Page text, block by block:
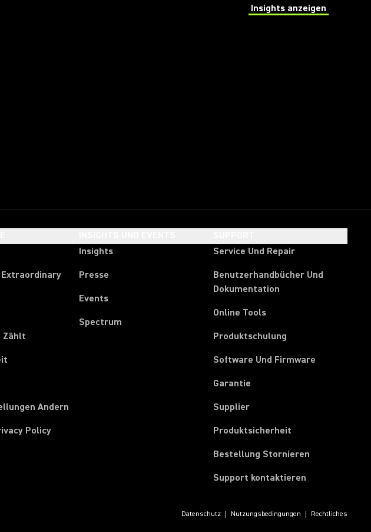
Insights anzeigen
(Opens in a new tab)
Extraordinary
Zählt
Andern
Policy
Insights
Presse
Events
Spectrum
Service Und Repair
Benutzerhandbücher Und
Dokumentation
Online Tools
Produktschulung
Software Und Firmware
Garantie
Supplier(Opens in a new tab)
Produktsicherheit
Bestellung Stornieren
Support kontaktieren
Datenschutz Nutzungsbedingungen Rechtliches